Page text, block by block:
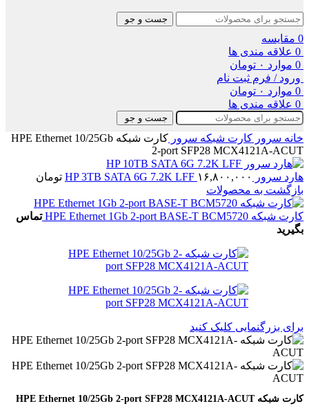
جست و جو
0 مقایسه
0 علاقه مندی ها
0 موارد ۰ تومان
ورود / فرم ثبت نام
0 موارد ۰ تومان
0 علاقه مندی ها
جست و جو
خانه سرور کارت شبکه سرور
کارت شبکه HPE Ethernet 10/25Gb
2-port SFP28 MCX4121A-ACUT
هارد سرور HP 3TB SATA 6G 7.2K LFF ۱۶,۸۰۰,۰۰۰
تومان
بازگشت به محصولات
کارت شبکه HPE Ethernet 1Gb 2-port BASE-T BCM5720
تماس
بگیرید
برای بزرگنمایی کلیک کنید
کارت شبکه HPE Ethernet 10/25Gb 2-port SFP28 MCX4121A-ACUT